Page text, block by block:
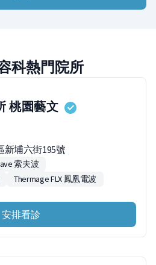
科熱門院所
桃園藝文
新埔六街195號
索夫波
Thermage FLX 鳳凰電波
安排看診